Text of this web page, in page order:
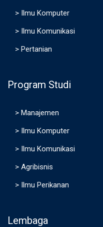
> Ilmu Komputer
> Ilmu Komunikasi
> Pertanian
Program Studi
> Manajemen
> Ilmu Komputer
> Ilmu Komunikasi
> Agribisnis
> Ilmu Perikanan
Lembaga